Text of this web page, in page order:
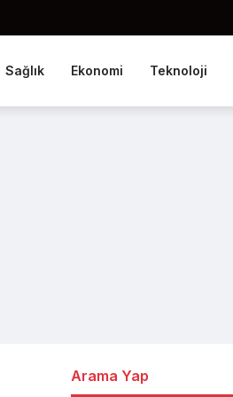
Sağlık Ekonomi Teknoloji
Arama Yap